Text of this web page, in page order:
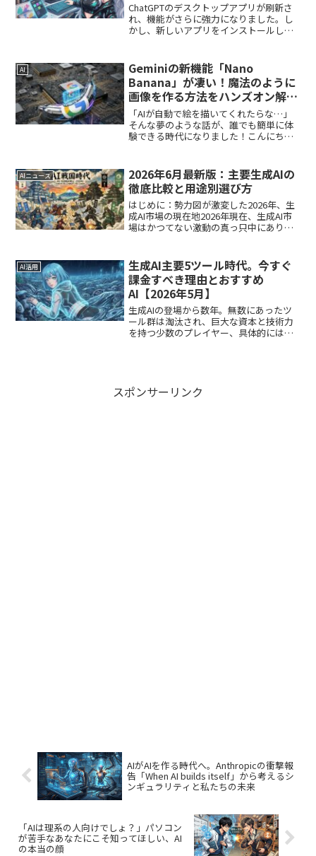
ChatGPTのデスクトップアプリが刷新さ
れ、機能がさらに強力になりました。し
かし、新しいアプリをインストールした
ChatGPTアプリ（デスクトップ版・スマ
ホ版）を安全かつ...
AI
Geminiの新機能「Nano
Banana」が凄い！魔法のように
画像を作る方法をハンズオン解
説！【入門編】
「AIが自動で絵を描いてくれたらな…」
そんな夢のような話が、誰でも簡単に体
験できる時代になりました！こんにち
「Nano Banana（ナノバナナ）」につい
て...
AIニュース
2026年6月最新版：主要生成AIの
徹底比較と用途別選び方
はじめに：勢力図が激変した2026年、生
成AI市場の現在地2026年現在、生成AI市
場はかつてない激動の真っ只中にありま
評価額におけるOpenAI（Cha...
AI活用
生成AI主要5ツール時代。今すぐ
課金すべき理由とおすすめ
AI【2026年5月】
生成AIの登場から数年。無数にあったツ
ール群は淘汰され、巨大な資本と技術力
を持つ少数のプレイヤー、具体的には
スポンサーリンク
AIがAIを作る時代へ。Anthropicの衝撃報
告「When AI builds itself」から考えるシ
ンギュラリティと私たちの未来
「AIは理系の人向けでしょ？」パソコン
が苦手なあなたにこそ知ってほしい、AI
の本当の顔